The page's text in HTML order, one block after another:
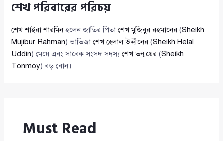
শেখ পরিবারের পরিচয়
শেখ শাইরা শারমিনহলেন জাতির পিতাশেখ মুজিবুর রহমানের (Sheikh
Mujibur Rahman) ভাতিজাশেখ হেলাল উদ্দীনের (Sheikh Helal
Uddin) মেয়ে এবং সাবেক সংসদ সদস্যশেখ তন্ময়ের (Sheikh
Tonmoy) বড় বোন।
Must Read